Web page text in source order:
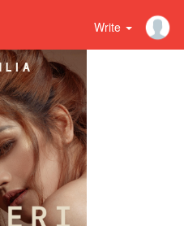
Write